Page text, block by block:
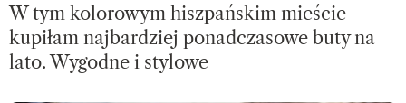
W tym kolorowym hiszpańskim mieście
kupiłam najbardziej ponadczasowe buty na
lato. Wygodne i stylowe